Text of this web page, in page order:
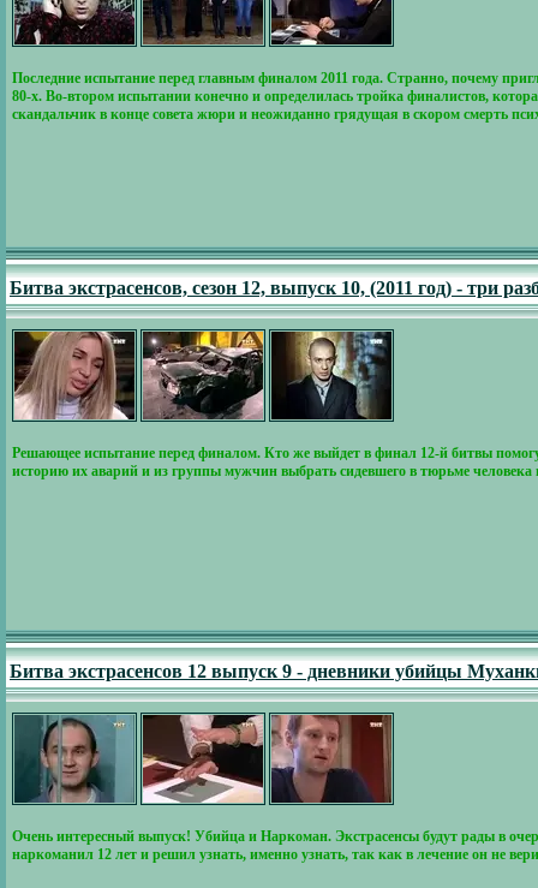
Последние испытание перед главным финалом 2011 года. Странно, почему
80-х. Во-втором испытании конечно и определилась тройка финалистов,
скандальчик в конце совета жюри и неожиданно грядущая в скором смерть
Битва экстрасенсов, сезон 12, выпуск 10, (2011 год) - три
Решающее испытание перед финалом. Кто же выйдет в финал 12-й битвы
историю их аварий и из группы мужчин выбрать сидевшего в тюрьме человека
Битва экстрасенсов 12 выпуск 9 - дневники убийцы
Очень интересный выпуск! Убийца и Наркоман. Экстрасенсы будут рады в
наркоманил 12 лет и решил узнать, именно узнать, так как в лечение он не